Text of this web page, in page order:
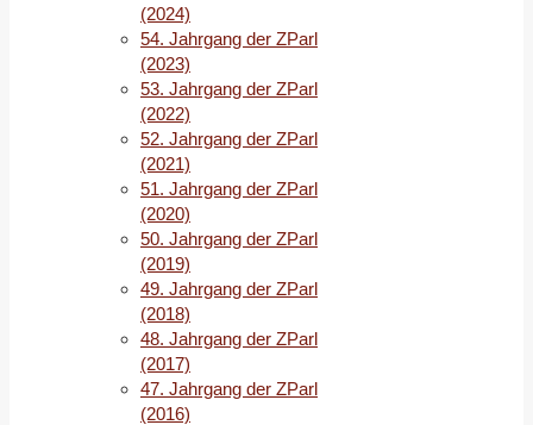
Jahrgang
der
ZParl
(1988)
Inhaltsverzeichnis
1/1988
Inhaltsverzeichnis
2/1988
Inhaltsverzeichnis
3/1988
Inhaltsverzeichnis
4/1988
(2024)
54. Jahrgang der ZParl
(2023)
53. Jahrgang der ZParl
(2022)
52. Jahrgang der ZParl
(2021)
51. Jahrgang der ZParl
(2020)
50. Jahrgang der ZParl
(2019)
49. Jahrgang der ZParl
(2018)
48. Jahrgang der ZParl
(2017)
47. Jahrgang der ZParl
(2016)